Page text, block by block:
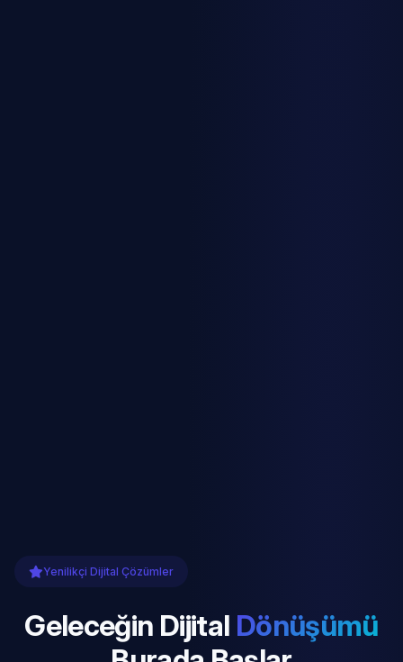
Yenilikçi Dijital Çözümler
Geleceğin Dijital Dönüşümü